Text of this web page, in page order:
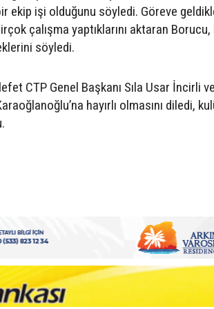
ekip işi olduğunu söyledi. Göreve
çalışma yaptıklarını aktaran Borucu,
söyledi.
CTP Genel Başkanı Sıla Usar İncirli
hayırlı olmasını diledi,